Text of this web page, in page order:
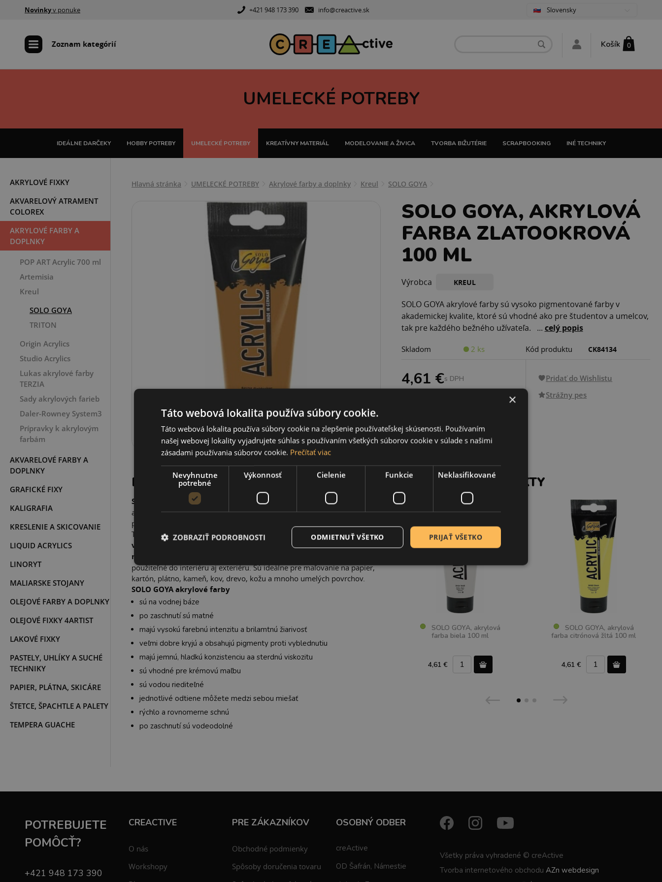
Novinkyv ponuke +421 948 173 390 info@creactive.sk Slovensky
Zoznam kategórií Košík 0
UMELECKÉ POTREBY
IDEÁLNE DARČEKY HOBBY POTREBY UMELECKÉ POTREBY KREATÍVNY MATERIÁL MODELOVANIE A ŽIVICA TVORBA BIŽUTÉRIE SCRAPBOOKING INÉ TECHNIKY
AKRYLOVÉ FIXKY
AKVARELOVÝ ATRAMENT
COLOREX
AKRYLOVÉ FARBY A
DOPLNKY
POP ART Acrylic 700 ml
Artemisia
Kreul
SOLO GOYA
TRITON
Origin Acrylics
Studio Acrylics
Lukas akrylové farby
TERZIA
Sady akrylových farieb
Daler-Rowney System3
Prípravky k akrylovým
farbám
AKVARELOVÉ FARBY A
DOPLNKY
GRAFICKÉ FIXY
KALIGRAFIA
KRESLENIE A SKICOVANIE
LIQUID ACRYLICS
LINORYT
MALIARSKE STOJANY
OLEJOVÉ FARBY A DOPLNKY
OLEJOVÉ FIXKY 4ARTIST
LAKOVÉ FIXKY
PASTELY, UHLÍKY A SUCHÉ
TECHNIKY
PAPIER, PLÁTNA, SKICÁRE
ŠTETCE, ŠPACHTLE A PALETY
TEMPERA GUACHE
Hlavná stránka UMELECKÉ POTREBY Akrylové farby a doplnky Kreul SOLO GOYA
SOLO GOYA, AKRYLOVÁ
FARBA ZLATOOKROVÁ
100 ML
Výrobca KREUL
SOLO GOYA akrylové farby sú vysoko pigmentované farby v
akademickej kvalite, ktoré sú vhodné ako pre študentov a umelcov,
tak pre každého bežného užívateľa. ... celý popis
Skladom 2 ks Kód produktu CK84134
4,61 €s DPH
Pridať do Wishlistu
Strážny pes
POPIS PRODUKTU
SOLO GOYA akrylové farby sú vysoko pigmentované farby
akademickej kvalite, ktoré sú vhodné ako pre študentov a umelcov, tak
pre každého bežného užívateľa.
Tieto krémové farby sú vyrábané v Nemecku, čomu zodpovedá aj ich
vysoká kvalita
krásnych odtieňov, vrátane
metalických a trblietavých farieb
použiteľné do interiéru aj exteriéru. Sú ideálne pre maľovanie na papier,
kartón, plátno, kameň, kov, drevo, kožu a mnoho umelých povrchov.
SOLO GOYA akrylové farby
sú na vodnej báze
po zaschnutí sú matné
majú vysokú farebnú intenzitu a brilamtnú žiarivosť
veľmi dobre kryjú a obsahujú pigmenty proti vyblednutiu
majú jemnú, hladkú konzistenciu aa sterdnú viskozitu
sú vhodné pre krémovú maľbu
sú vodou riediteľné
jednotlivé odtiene môžete medzi sebou miešať
rýchlo a rovnomerne schnú
po zaschnutí sú vodeodolné
SÚVISIACE PRODUKTY
SOLO GOYA, akrylová
farba biela 100 ml
4,61 €
SOLO GOYA, akrylová
farba citrónová žltá 100 ml
4,61 €
POTREBUJETE
POMÔCŤ?
+421 948 173 390
CREACTIVE
O nás
Workshopy
PRE ZÁKAZNÍKOV
Obchodné podmienky
Spôsoby doručenia tovaru
OSOBNÝ ODBER
creActive
OD Šafrán, Námestie
Všetky práva vyhradené © creActive
Tvorba internetového obchodu AZn webdesign
×
Táto webová lokalita používa súbory cookie.
Táto webová lokalita používa súbory cookie na zlepšenie používateľskej skúsenosti. Používaním
našej webovej lokality vyjadrujete súhlas s používaním všetkých súborov cookie v súlade s našimi
zásadami používania súborov cookie. Prečítať viac
Nevyhnutne
potrebné
Výkonnosť Cielenie Funkcie Neklasifikované
PRIJAŤ VŠETKO
ODMIETNUŤ VŠETKO
ZOBRAZIŤ PODROBNOSTI